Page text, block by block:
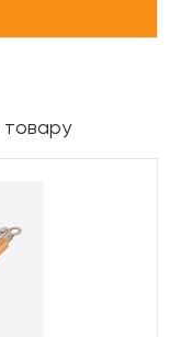
товару